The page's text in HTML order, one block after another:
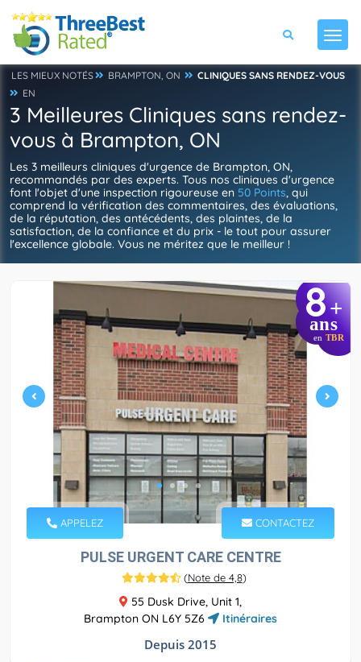
LES MIEUX NOTÉS BRAMPTON, ON
CLINIQUES SANS RENDEZ-VOUS
EN
3 Meilleures Cliniques sans rendez-
vous à Brampton, ON
Les 3 meilleurs cliniques d'urgence de Brampton, ON,
recommandés par des experts. Tous nos cliniques d'urgence
font l'objet d'une inspection rigoureuse en 50 Points, qui
comprend la vérification des commentaires, des évaluations,
de la réputation, des antécédents, des plaintes, de la
satisfaction, de la confiance et du prix - le tout pour assurer
l'excellence globale. Vous ne méritez que le meilleur !
8+
ans
en TBR
APPELEZ CONTACTEZ
PULSE URGENT CARE CENTRE
(Note de 4,8)
55 Dusk Drive, Unit 1,
Brampton ON L6Y 5Z6
Itinéraires
Depuis 2015